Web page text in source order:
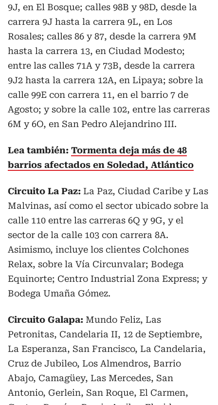
9J, en El Bosque; calles 98B y 98D, desde la
carrera 9J hasta la carrera 9L, en Los
Rosales; calles 86 y 87, desde la carrera 9M
hasta la carrera 13, en Ciudad Modesto;
entre las calles 71A y 73B, desde la carrera
9J2 hasta la carrera 12A, en Lipaya; sobre la
calle 99E con carrera 11, en el barrio 7 de
Agosto; y sobre la calle 102, entre las carreras
6M y 6O, en San Pedro Alejandrino III.
Lea también: Tormenta deja más de 48
barrios afectados en Soledad, Atlántico
Circuito La Paz: La Paz, Ciudad Caribe y Las
Malvinas, así como el sector ubicado sobre la
calle 110 entre las carreras 6Q y 9G, y el
sector de la calle 103 con carrera 8A.
Asimismo, incluye los clientes Colchones
Relax, sobre la Vía Circunvalar; Bodega
Equinorte; Centro Industrial Zona Express; y
Bodega Umaña Gómez.
Circuito Galapa: Mundo Feliz, Las
Petronitas, Candelaria II, 12 de Septiembre,
La Esperanza, San Francisco, La Candelaria,
Cruz de Jubileo, Los Almendros, Barrio
Abajo, Camagüey, Las Mercedes, San
Antonio, Gerlein, San Roque, El Carmen,